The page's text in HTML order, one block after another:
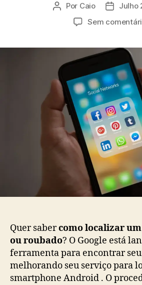
Autor
artigo
Por Caio
DataJulho
Sem
Quer sabercomo localizar
ou roubado? O Google está
ferramenta para encontrar seu
melhorando seu serviço para
smartphone Android . O